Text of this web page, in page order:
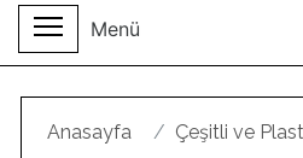
Menü
Anasayfa Çeşitli ve